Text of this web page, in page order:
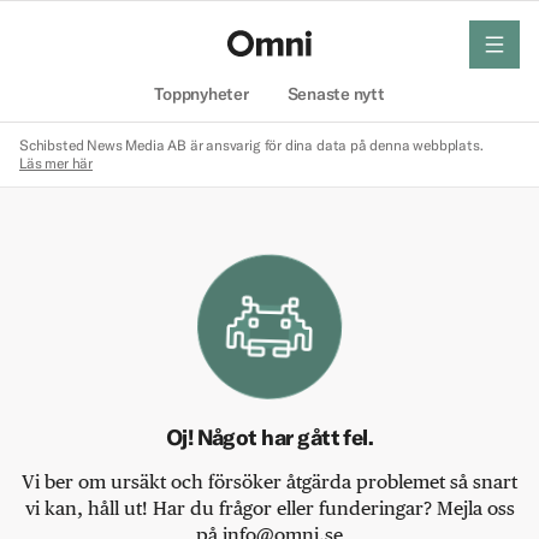
Toppnyheter Senaste nytt
meny
Schibsted News Media AB är ansvarig för dina data på denna webbplats.
Läs mer här
Oj! Något har gått fel.
Vi ber om ursäkt och försöker åtgärda problemet så snart
vi kan, håll ut! Har du frågor eller funderingar? Mejla oss